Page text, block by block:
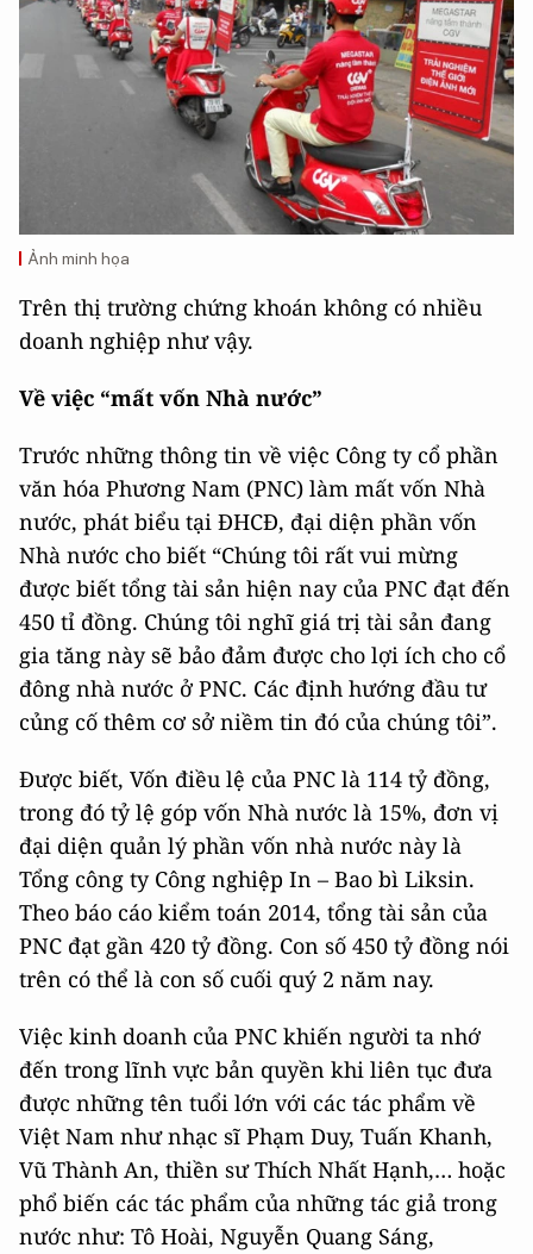
Ảnh minh họa
Trên thị trường chứng khoán không có nhiều
doanh nghiệp như vậy.
Về việc “mất vốn Nhà nước”
Trước những thông tin về việc Công ty cổ phần
văn hóa Phương Nam (PNC) làm mất vốn Nhà
nước, phát biểu tại ĐHCĐ, đại diện phần vốn
Nhà nước cho biết “Chúng tôi rất vui mừng
được biết tổng tài sản hiện nay của PNC đạt đến
450 tỉ đồng. Chúng tôi nghĩ giá trị tài sản đang
gia tăng này sẽ bảo đảm được cho lợi ích cho cổ
đông nhà nước ở PNC. Các định hướng đầu tư
củng cố thêm cơ sở niềm tin đó của chúng tôi”.
Được biết, Vốn điều lệ của PNC là 114 tỷ đồng,
trong đó tỷ lệ góp vốn Nhà nước là 15%, đơn vị
đại diện quản lý phần vốn nhà nước này là
Tổng công ty Công nghiệp In – Bao bì Liksin.
Theo báo cáo kiểm toán 2014, tổng tài sản của
PNC đạt gần 420 tỷ đồng. Con số 450 tỷ đồng nói
trên có thể là con số cuối quý 2 năm nay.
Việc kinh doanh của PNC khiến người ta nhớ
đến trong lĩnh vực bản quyền khi liên tục đưa
được những tên tuổi lớn với các tác phẩm về
Việt Nam như nhạc sĩ Phạm Duy, Tuấn Khanh,
Vũ Thành An, thiền sư Thích Nhất Hạnh,… hoặc
phổ biến các tác phẩm của những tác giả trong
nước như: Tô Hoài, Nguyễn Quang Sáng,